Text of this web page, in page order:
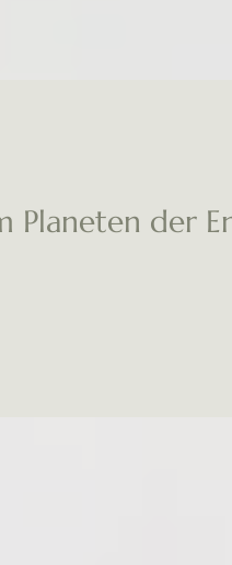
Planeten der